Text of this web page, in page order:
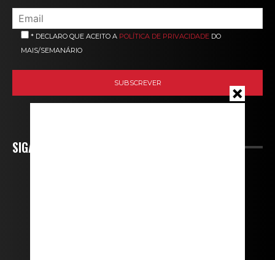
* DECLARO QUE ACEITO A POLÍTICA DE PRIVACIDADE DO
MAIS/SEMANÁRIO
SIGA-NOS